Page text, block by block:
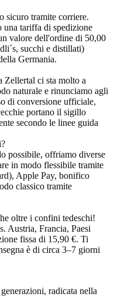
sicuro tramite corriere.
tariffa di spedizione
valore dell'ordine di 50,00
succhi e distillati)
Germania.
Zellertal ci sta molto a
naturale e rinunciamo agli
di conversione ufficiale,
portano il sigillo
secondo le linee guida
possibile, offriamo diverse
in modo flessibile tramite
Apple Pay, bonifico
classico tramite
oltre i confini tedeschi!
Austria, Francia, Paesi
fissa di 15,90 €. Ti
è di circa 3–7 giorni
radicata nella